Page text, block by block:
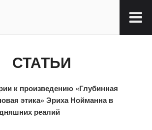
СТАТЬИ
к произведению «Глубинная
этика» Эриха Нойманна в
реалий